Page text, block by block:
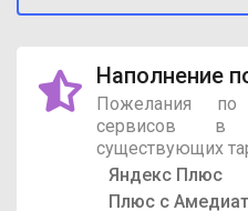
Наполнение
Пожелания
сервисов в
существующих
Яндекс Плюс
Плюс с